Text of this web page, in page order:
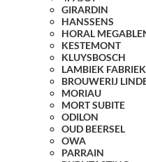
GIRARDIN
HANSSENS
HORAL
KESTEMONT
KLUYSBOSCH
LAMBIEK FABRIEK
BROUWERIJ
MORIAU
MORT SUBITE
ODILON
OUD BEERSEL
OWA
PARRAIN